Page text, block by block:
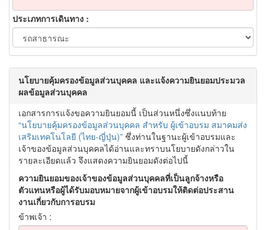
ประเภทการเดินทาง
นโยบายคุ้มครองข้อมูลส่วนบุคคล และแจ้งความยินยอมประมวล
ผลข้อมูลส่วนบุคคล
เอกสารการแจ้งขอความยินยอมนี้ เป็นส่วนหนึ่งซึ่งแนบท้าย
“นโยบายคุ้มครองข้อมูลส่วนบุคคล สำหรับ ผู้เข้าอบรม สมาคมส่ง
เสริมเทคโนโลยี (ไทย-ญี่ปุ่น)” ซึ่งท่านในฐานะผู้เข้าอบรมและ
เจ้าของข้อมูลส่วนบุคคลได้อ่านและทราบนโยบายดังกล่าวใน
รายละเอียดแล้ว จึงแสดงความยินยอมดังต่อไปนี้
ความยินยอมของเจ้าของข้อมูลส่วนบุคคลที่เป็นลูกจ้างหรือ
ตัวแทนหรือผู้ได้รับมอบหมายจากผู้เข้าอบรมให้ติดต่อประสาน
งานเกี่ยวกับการอบรม
ข้าพเจ้า